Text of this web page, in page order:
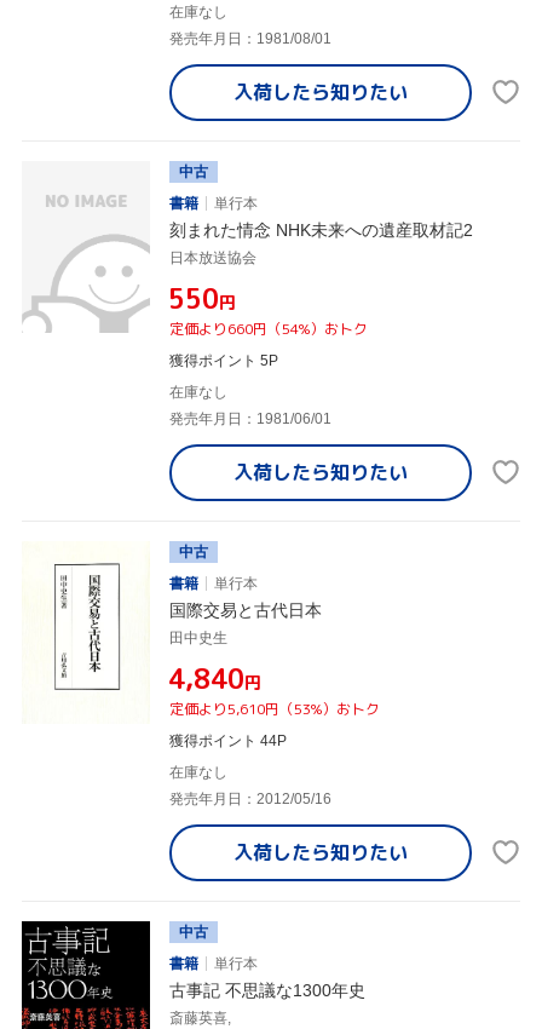
在庫なし
発売年月日：1981/08/01
入荷したら知りたい
中古
書籍
単行本
刻まれた情念 NHK未来への遺産取材記2
日本放送協会
¥550円
定価より660円（54%）おトク
獲得ポイント 5P
在庫なし
発売年月日：1981/06/01
入荷したら知りたい
中古
書籍
単行本
国際交易と古代日本
田中史生
¥4,840円
定価より5,610円（53%）おトク
獲得ポイント 44P
在庫なし
発売年月日：2012/05/16
入荷したら知りたい
中古
書籍
単行本
古事記 不思議な1300年史
斎藤英喜,